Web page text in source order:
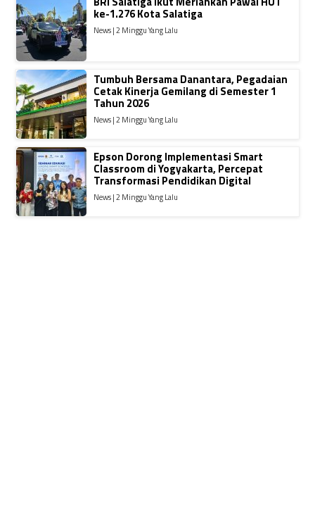
ke-1.276 Kota Salatiga
News | 2 Minggu Yang Lalu
Tumbuh Bersama Danantara, Pegadaian
Cetak Kinerja Gemilang di Semester 1
Tahun 2026
News | 2 Minggu Yang Lalu
Epson Dorong Implementasi Smart
Classroom di Yogyakarta, Percepat
Transformasi Pendidikan Digital
News | 2 Minggu Yang Lalu